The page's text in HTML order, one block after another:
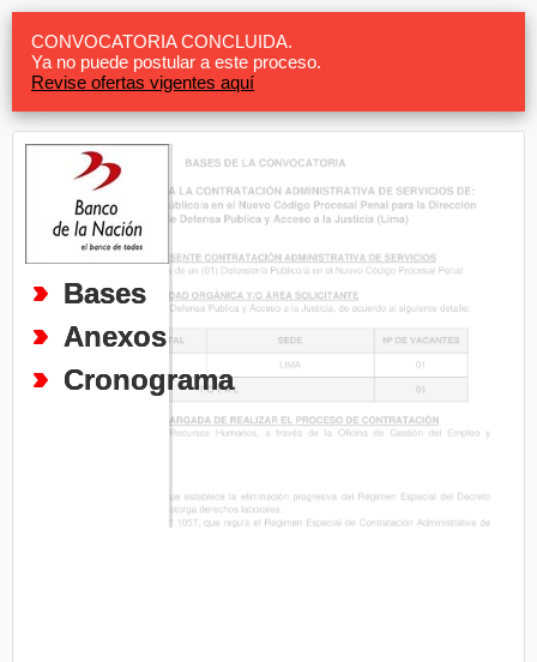
CONVOCATORIA CONCLUIDA.
Ya no puede postular a este proceso.
Revise ofertas vigentes aquí
Bases
Anexos
Cronograma